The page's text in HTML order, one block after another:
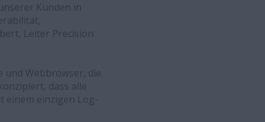
Kunden in
Leiter Precision
und Webbrowser, die
dass alle
einem einzigen Log-